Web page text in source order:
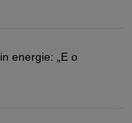
energie: „E o